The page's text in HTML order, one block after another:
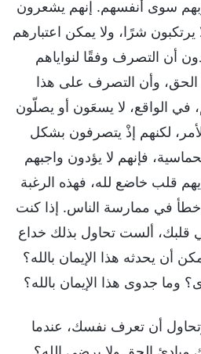
سوى أنفسهم. إنهم يشعرون
يرتكبون شرًا، ولا يمكن اعتبارهم
أن التصرف وفقًا لنواياهم
الحق، وأن التصرف على هذا
في الواقع، لا يسعَون أو يصلّون
لكنهم إذْ يتصرفون بشكل
فإنهم لا يؤدون واجبهم
قلب خاضع لله، فهذه الرغبة
خطأ في ممارسة الناس. إذا كنت
قلبك، ألست تحاول بذلك خداع
أن يحدثه هذا الإيمان بالله؟
وما جدوى هذا الإيمان بالله؟
أن تعرف نفسك، عندما